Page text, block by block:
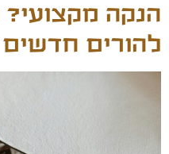
הנקה
להורים חדשים